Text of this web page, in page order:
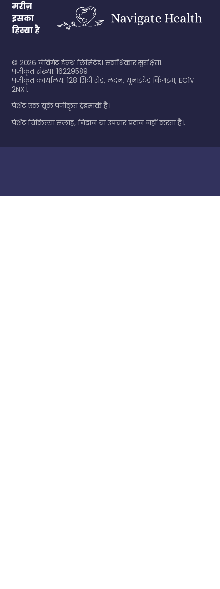
मरीज़
इसका
हिस्सा है
© 2026 नेविगेट हेल्थ लिमिटेड। सर्वाधिकार सुरक्षित।.
पंजीकृत संख्या: 16229589
पंजीकृत कार्यालय: 128 सिटी रोड, लंदन, यूनाइटेड किंगडम, EC1V
2NX।.
पेशेंट एक यूके पंजीकृत ट्रेडमार्क है।.
पेशेंट चिकित्सा सलाह, निदान या उपचार प्रदान नहीं करता है।.